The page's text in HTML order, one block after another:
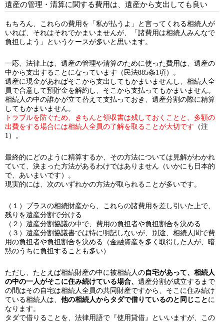
遺産の管理・清算に関する費用は、遺産から支出しても良い
もちろん、これらの費用を「私が払うよ」と言ってくれる相続人が
いれば、それはそれでかまいませんが、「諸費用は相続人みんなで
負担しよう」というケースが多いと思います。
一応、法律上は、遺産の管理や清算のために使った費用は、遺産の
中から支出することになっています（民法885条1項）。
遺産に現金があればそこから支出してもかまいませんし、相続人全
員で合意して預貯金を解約し、そこから支払ってもかまいません。
相続人の中の誰かが立て替えて支払っておき、遺産分割の際に精算
してもかまいません。
トラブルを防ぐため、きちんと領収書は残しておくことと、多額の
出費をする場合には相続人全員の了解を取ることが大切です （注
1）。
最終的にどのように精算するか、その方法については見解がわかれ
ていて、決まった方法があるわけではありません（いかにも日本的
で、あいまいです）。
現実的には、次のいずれかの方法が取られることが多いです。
（１）プラスの相続財産から、これらの諸費用を差し引いた上で、
残りを遺産分割で分ける
（２）遺産分割協議の中で、費用の負担者や負担割合を決める
（３）遺産分割協議書では特に明記しないが、別途、相続人間で費
用の負担者や負担割合を決める（金融資産を多く取得した人が、暗
黙のうちに負担することも多い）
ただし、たとえば相続財産の中に被相続人の自宅があって、相続人
の中の一人がそこに住み続けている場合、 遺産分割が成立するまで
の間はその自宅は相続人全員の共同財産ですから、そこに住み続け
ている相続人は、 他の相続人からタダで借りているのと同じこと に
なります。
タダで借りることを、法律用語で『使用貸借』といいますが、この